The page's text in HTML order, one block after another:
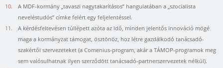
10.
A MDF-kormány „tavaszi nagytakarításos” hangulatában a „szocialista
neveléstudós” címke felért egy feljelentéssel.
11.
A kérdésfeltevésen túllépett azóta az idő, minden jelentős innováció mögé
maga a kormányzat támogat, ösztönöz, hoz létre gazdálkodó tanácsadó-
szakértői szervezeteket (a Comenius-program, akár a TÁMOP-programok meg
sem valósulhatnak ilyen szerződött tanácsadó-partnerszervezetek nélkül).